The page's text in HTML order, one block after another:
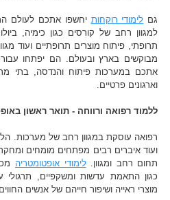
גם לימודי רוקחות יחשפו אתכם לעולם
למגוון רחב של קורסים כגון כימיה,
תרופתי, פיתוח מוצרים תרופתיים ועוד
מבוקשים בארץ ובעולם. הם יפתחו
אתכם במערכות פיתוח והנדסה, בתי
וארגונים פרטיים.
ללמוד רפואה ורווחה - תואר ראשון
רפואה עוסקת במגוון רחב של מערכות.
ועוד איברים רבים מפתחים מומחים
תחום רחב ומגוון.לימודי אופטומטריה
כגון התאמת עדשות ומשקפיים, תרגולי
מוצרי ראייה ושיפור חייהם של אנשים